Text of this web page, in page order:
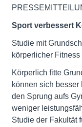
Sport verbessert
Studie mit
körperlicher Fitness
Körperlich fitte
können sich
den Sprung aufs
weniger
Studie der Fakultät